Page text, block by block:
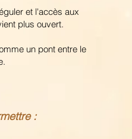
et l'accès aux
plus ouvert.
un pont entre le
: